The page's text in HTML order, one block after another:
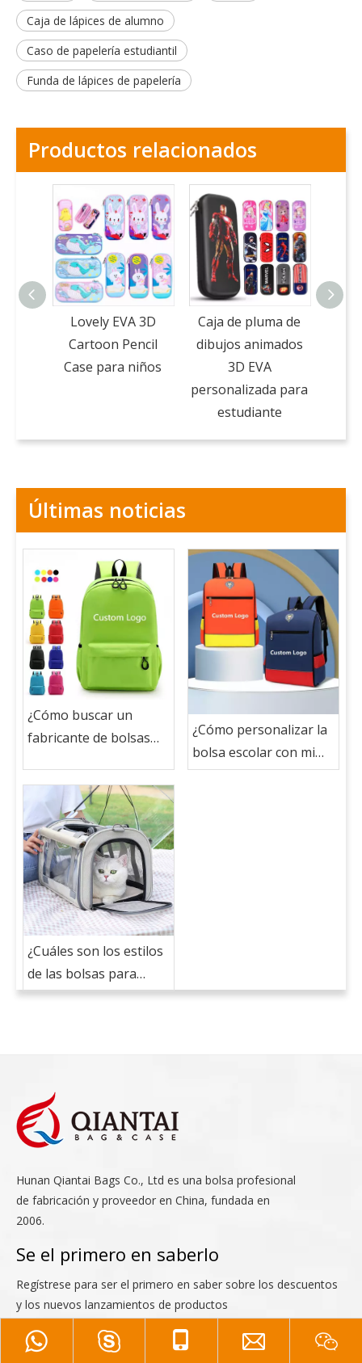
Caja de lápices de alumno
Caso de papelería estudiantil
Funda de lápices de papelería
Productos relacionados
Lovely EVA 3D
Cartoon Pencil
Case para niños
Caja de pluma de
dibujos animados
3D EVA
personalizada para
estudiante
Últimas noticias
¿Cómo buscar un
fabricante de bolsas
escolar personalizada
con mi logotipo?
¿Cómo personalizar la
bolsa escolar con mi
logotipo?
¿Cuáles son los estilos
de las bolsas para
mascotas?
Hunan Qiantai Bags Co., Ltd es una bolsa profesional
de fabricación y proveedor en China, fundada en
2006.
Se el primero en saberlo
Regístrese para ser el primero en saber sobre los descuentos
y los nuevos lanzamientos de productos